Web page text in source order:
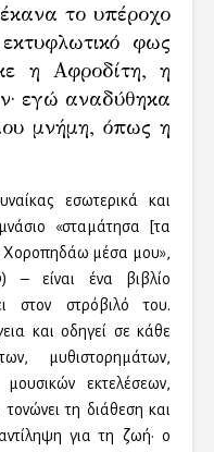
το υπέροχο
φως
η Αφροδίτη, η
εγώ αναδύθηκα
μνήμη, όπως η
εσωτερικά και
«σταμάτησα [τα
Χοροπηδάω μέσα μου»,
– είναι ένα βιβλίο
στον στρόβιλό του.
και οδηγεί σε κάθε
μυθιστορημάτων,
εκτελέσεων,
τη διάθεση και
για τη ζωή· ο